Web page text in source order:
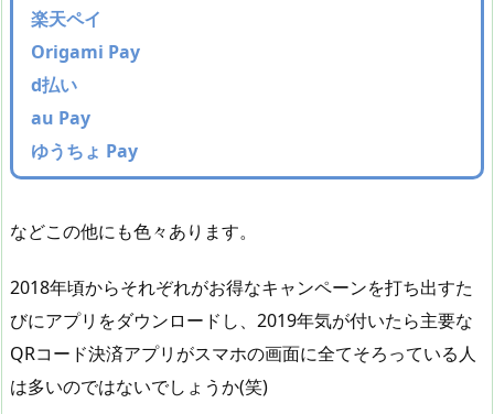
楽天ペイ
Origami Pay
d払い
au Pay
ゆうちょ Pay
などこの他にも色々あります。
2018年頃からそれぞれがお得なキャンペーンを打ち出すた
びにアプリをダウンロードし、2019年気が付いたら主要な
QRコード決済アプリがスマホの画面に全てそろっている人
は多いのではないでしょうか(笑)